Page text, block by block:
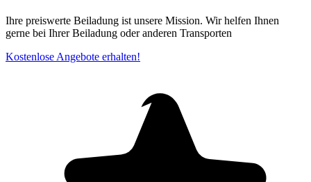
Ihre preiswerte Beiladung ist unsere Mission. Wir helfen Ihnen
gerne bei Ihrer Beiladung oder anderen Transporten
Kostenlose Angebote erhalten!